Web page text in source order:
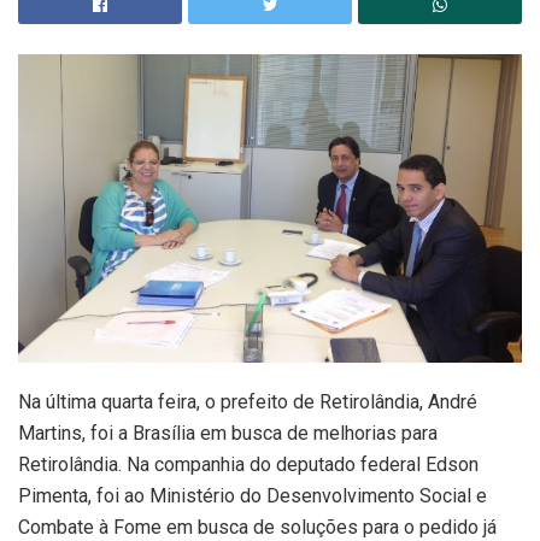
Na última quarta feira, o prefeito de Retirolândia, André
Martins, foi a Brasília em busca de melhorias para
Retirolândia. Na companhia do deputado federal Edson
Pimenta, foi ao Ministério do Desenvolvimento Social e
Combate à Fome em busca de soluções para o pedido já